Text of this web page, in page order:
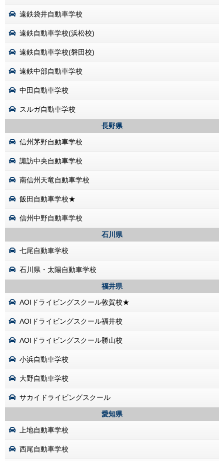
遠鉄袋井自動車学校
遠鉄自動車学校(浜松校)
遠鉄自動車学校(磐田校)
遠鉄中部自動車学校
中田自動車学校
スルガ自動車学校
長野県
信州茅野自動車学校
諏訪中央自動車学校
南信州天竜自動車学校
飯田自動車学校★
信州中野自動車学校
石川県
七尾自動車学校
石川県・太陽自動車学校
福井県
AOIドライビングスクール敦賀校★
AOIドライビングスクール福井校
AOIドライビングスクール勝山校
小浜自動車学校
大野自動車学校
サカイドライビングスクール
愛知県
上地自動車学校
西尾自動車学校